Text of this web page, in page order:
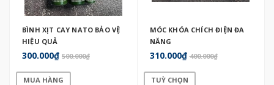
BÌNH XỊT CAY NATO BẢO VỆ
HIỆU QUẢ
300.000₫ 500.000₫
MUA HÀNG
MÓC KHÓA CHÍCH ĐIỆN ĐA
NĂNG
310.000₫ 400.000₫
TUỲ CHỌN